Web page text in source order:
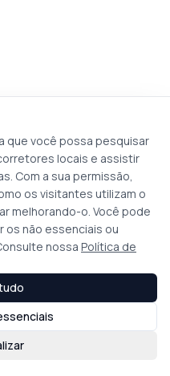
que você possa pesquisar
locais e assistir
Com a sua permissão,
os visitantes utilizam o
melhorando-o. Você pode
não essenciais ou
nossa Política de